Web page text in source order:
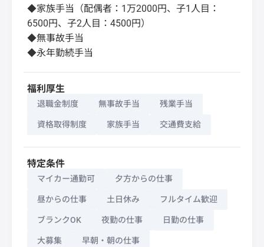
◆家族手当（配偶者：1万2000円、子1人目：
6500円、子2人目：4500円）
◆無事故手当
◆永年勤続手当
福利厚生
退職金制度 無事故手当 残業手当
資格取得制度 家族手当 交通費支給
特定条件
マイカー通勤可 夕方からの仕事
昼からの仕事 土日休み フルタイム歓迎
ブランクOK 夜勤の仕事 日勤の仕事
大募集 早朝・朝の仕事